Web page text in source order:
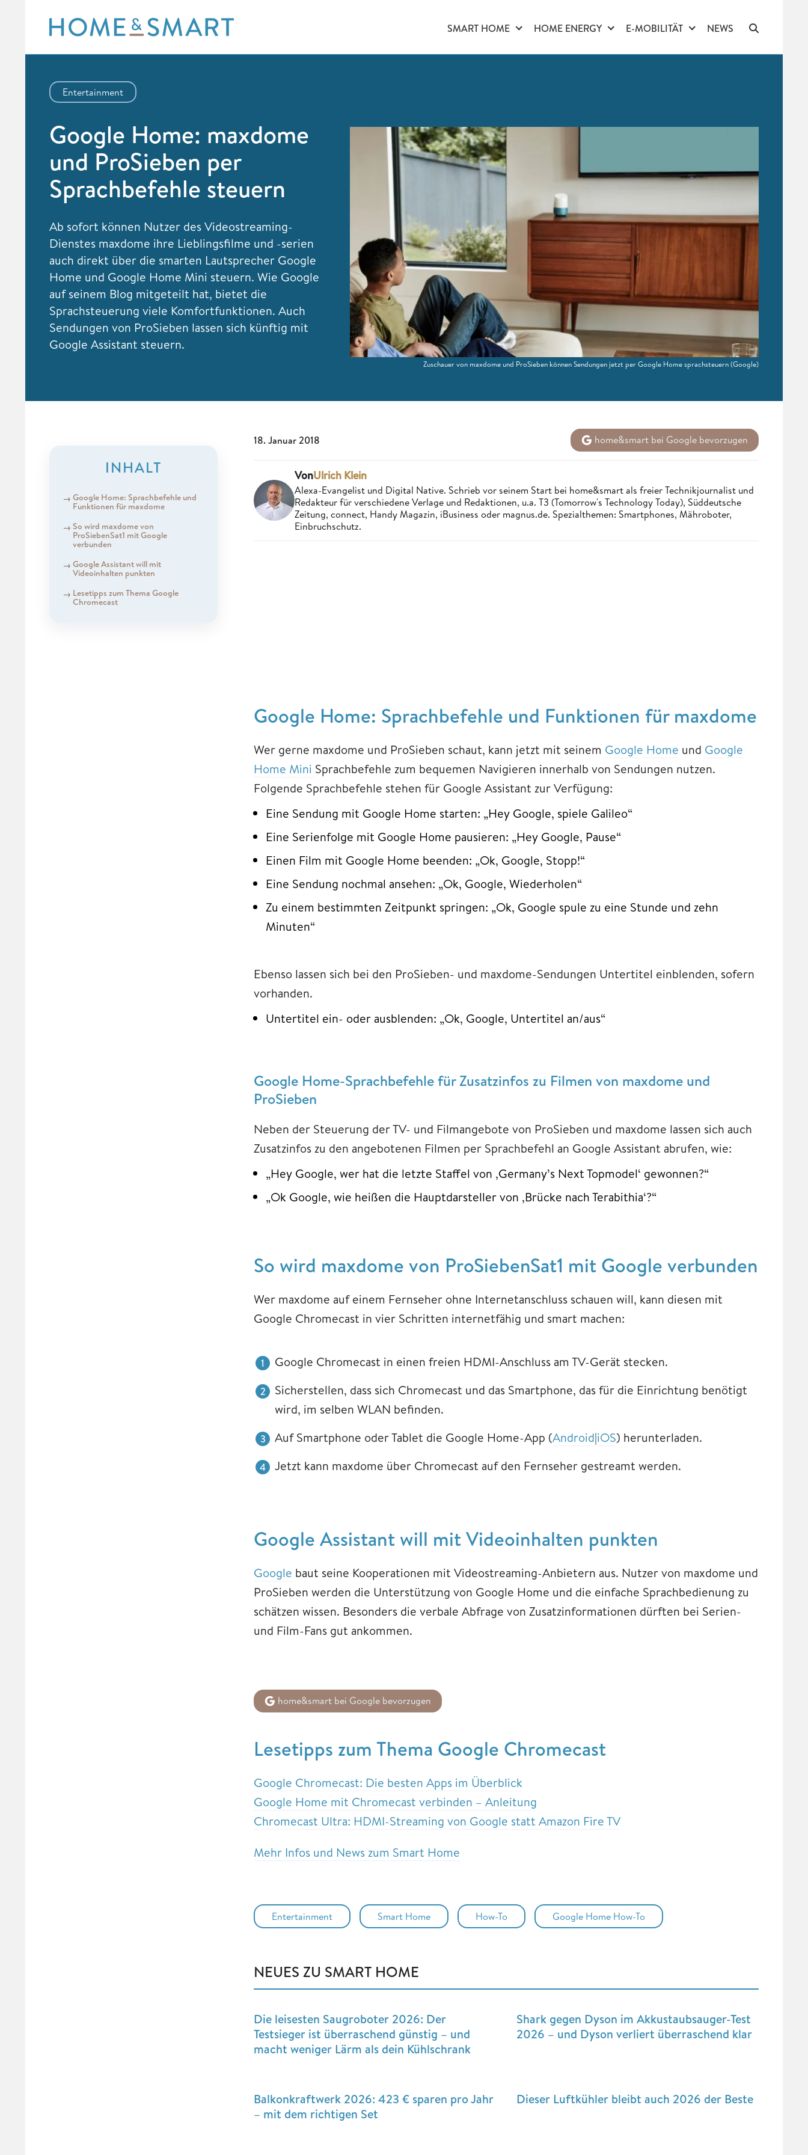
content
SMART HOME HOME ENERGY E-MOBILITÄT NEWS
Entertainment
Google Home: maxdome
und ProSieben per
Sprachbefehle steuern
Ab sofort können Nutzer des Videostreaming-
Dienstes maxdome ihre Lieblingsfilme und -serien
auch direkt über die smarten Lautsprecher Google
Home und Google Home Mini steuern. Wie Google
auf seinem Blog mitgeteilt hat, bietet die
Sprachsteuerung viele Komfortfunktionen. Auch
Sendungen von ProSieben lassen sich künftig mit
Google Assistant steuern.
Zuschauer von maxdome und ProSieben können Sendungen jetzt per Google Home sprachsteuern(Google)
INHALT
Google Home: Sprachbefehle und
Funktionen für maxdome
So wird maxdome von
ProSiebenSat1 mit Google
verbunden
Google Assistant will mit
Videoinhalten punkten
Lesetipps zum Thema Google
Chromecast
18. Januar 2018 home&smart bei Google bevorzugen
VonUlrich Klein
Alexa-Evangelist und Digital Native. Schrieb vor seinem Start bei home&smart als freier Technikjournalist und
Redakteur für verschiedene Verlage und Redaktionen, u.a. T3 (Tomorrow's Technology Today), Süddeutsche
Zeitung, connect, Handy Magazin, iBusiness oder magnus.de. Spezialthemen: Smartphones, Mähroboter,
Einbruchschutz.
Google Home: Sprachbefehle und Funktionen für maxdome
Wer gerne maxdome und ProSieben schaut, kann jetzt mit seinem Google Home und Google
Home Mini Sprachbefehle zum bequemen Navigieren innerhalb von Sendungen nutzen.
Folgende Sprachbefehle stehen für Google Assistant zur Verfügung:
Eine Sendung mit Google Home starten: „Hey Google, spiele Galileo“
Eine Serienfolge mit Google Home pausieren: „Hey Google, Pause“
Einen Film mit Google Home beenden: „Ok, Google, Stopp!“
Eine Sendung nochmal ansehen: „Ok, Google, Wiederholen“
Zu einem bestimmten Zeitpunkt springen: „Ok, Google spule zu eine Stunde und zehn
Minuten“
Ebenso lassen sich bei den ProSieben- und maxdome-Sendungen Untertitel einblenden, sofern
vorhanden.
Untertitel ein- oder ausblenden: „Ok, Google, Untertitel an/aus“
Google Home-Sprachbefehle für Zusatzinfos zu Filmen von maxdome und
ProSieben
Neben der Steuerung der TV- und Filmangebote von ProSieben und maxdome lassen sich auch
Zusatzinfos zu den angebotenen Filmen per Sprachbefehl an Google Assistant abrufen, wie:
„Hey Google, wer hat die letzte Staffel von ‚Germany’s Next Topmodel‘ gewonnen?“
„Ok Google, wie heißen die Hauptdarsteller von ‚Brücke nach Terabithia‘?“
So wird maxdome von ProSiebenSat1 mit Google verbunden
Wer maxdome auf einem Fernseher ohne Internetanschluss schauen will, kann diesen mit
Google Chromecast in vier Schritten internetfähig und smart machen:
Google Chromecast in einen freien HDMI-Anschluss am TV-Gerät stecken.
Sicherstellen, dass sich Chromecast und das Smartphone, das für die Einrichtung benötigt
wird, im selben WLAN befinden.
Auf Smartphone oder Tablet die Google Home-App (Android|iOS) herunterladen.
Jetzt kann maxdome über Chromecast auf den Fernseher gestreamt werden.
Google Assistant will mit Videoinhalten punkten
Google baut seine Kooperationen mit Videostreaming-Anbietern aus. Nutzer von maxdome und
ProSieben werden die Unterstützung von Google Home und die einfache Sprachbedienung zu
schätzen wissen. Besonders die verbale Abfrage von Zusatzinformationen dürften bei Serien-
und Film-Fans gut ankommen.
home&smart bei Google bevorzugen
Lesetipps zum Thema Google Chromecast
Google Chromecast: Die besten Apps im Überblick
Google Home mit Chromecast verbinden – Anleitung
Chromecast Ultra: HDMI-Streaming von Google statt Amazon Fire TV
Mehr Infos und News zum Smart Home
Entertainment Smart Home How-To Google Home How-To
NEUES ZU SMART HOME
Die leisesten Saugroboter 2026: Der
Testsieger ist überraschend günstig – und
macht weniger Lärm als dein Kühlschrank
Shark gegen Dyson im Akkustaubsauger-Test
2026 – und Dyson verliert überraschend klar
Balkonkraftwerk 2026: 423 € sparen pro Jahr
– mit dem richtigen Set
Dieser Luftkühler bleibt auch 2026 der Beste